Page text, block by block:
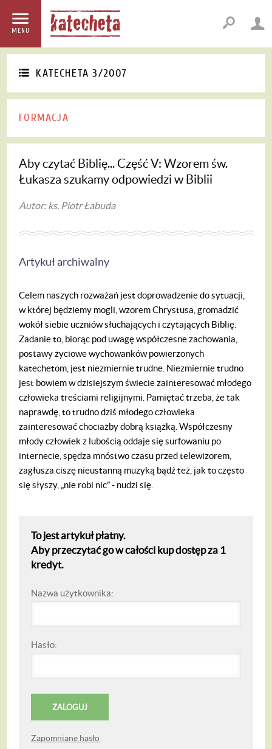
MENU
KATECHETA 3/2007
FORMACJA
Aby czytać Biblię... Część V: Wzorem św.
Łukasza szukamy odpowiedzi w Biblii
Autor: ks. Piotr Łabuda
Artykuł archiwalny
Celem naszych rozważań jest doprowadzenie do sytuacji,
w której będziemy mogli, wzorem Chrystusa, gromadzić
wokół siebie uczniów słuchających i czytających Biblię.
Zadanie to, biorąc pod uwagę współczesne zachowania,
postawy życiowe wychowanków powierzonych
katechetom, jest niezmiernie trudne. Niezmiernie trudno
jest bowiem w dzisiejszym świecie zainteresować młodego
człowieka treściami religijnymi. Pamiętać trzeba, że tak
naprawdę, to trudno dziś młodego człowieka
zainteresować chociażby dobrą książką. Współczesny
młody człowiek z lubością oddaje się surfowaniu po
internecie, spędza mnóstwo czasu przed telewizorem,
zagłusza ciszę nieustanną muzyką bądź też, jak to często
się słyszy, „nie robi nic” - nudzi się.
To jest artykuł płatny.
Aby przeczytać go w całości kup dostęp za 1
kredyt.
Nazwa użytkownika:
Hasło:
Zapomniane hasło